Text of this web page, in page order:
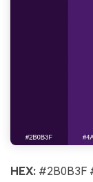
HEX: #2B0B3F